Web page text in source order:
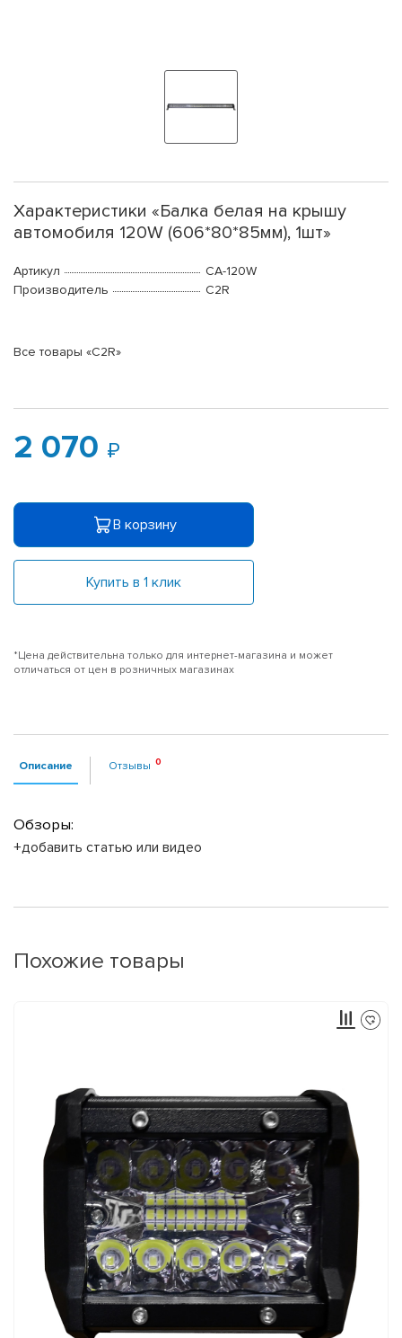
Характеристики «Балка белая на крышу
автомобиля 120W (606*80*85мм), 1шт»
Артикул
CA-120W
Производитель
C2R
Все товары «C2R»
2 070
В корзину
Купить в 1 клик
*Цена действительна только для интернет-магазина и может
отличаться от цен в розничных магазинах
Описание Отзывы
Обзоры:
+добавить статью или видео
Похожие товары